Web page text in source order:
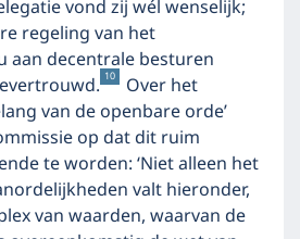
vond zij wél wenselijk;
regeling van het
aan decentrale besturen
10
Over het
van de openbare orde’
op dat dit ruim
te worden: ‘Niet alleen het
valt hieronder,
van waarden, waarvan de